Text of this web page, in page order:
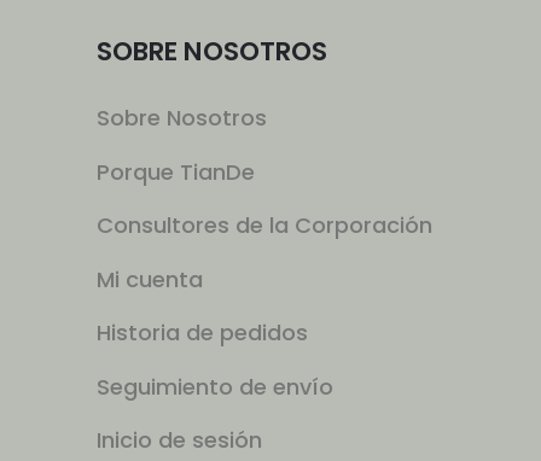
SOBRE NOSOTROS
Sobre Nosotros
Porque TianDe
Consultores de la Corporación
Mi cuenta
Historia de pedidos
Seguimiento de envío
Inicio de sesión